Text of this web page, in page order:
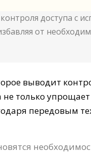
доступа с
от
выводит
только
передовым